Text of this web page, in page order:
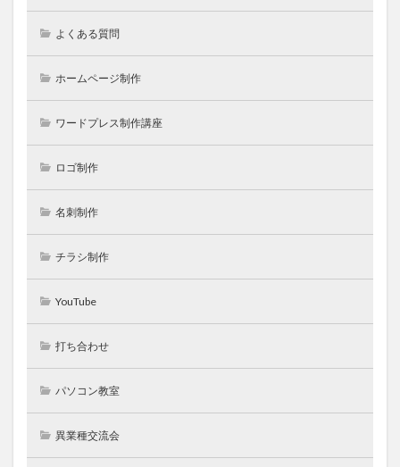
よくある質問
ホームページ制作
ワードプレス制作講座
ロゴ制作
名刺制作
チラシ制作
YouTube
打ち合わせ
パソコン教室
異業種交流会